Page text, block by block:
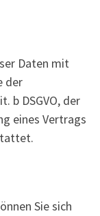
Daten mit
der
b DSGVO, der
eines Vertrags
Sie sich